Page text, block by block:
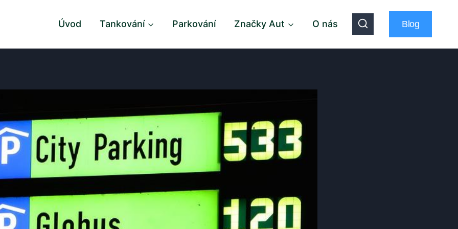
Úvod Tankování Parkování Značky Aut O nás Blog